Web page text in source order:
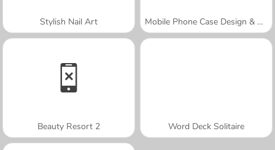
Stylish Nail Art Mobile Phone Case Design & DIY
Beauty Resort 2 Word Deck Solitaire